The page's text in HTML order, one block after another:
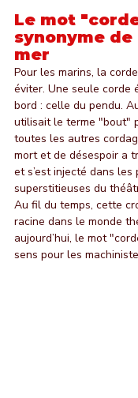
Le mot
synonyme
mer
Pour les marins, la
éviter. Une seule corde
bord : celle du pendu.
utilisait le terme "bout"
toutes les autres
mort et de désespoir a
et s’est injecté dans les
superstitieuses du
Au fil du temps, cette
racine dans le monde
aujourd’hui, le mot
sens pour les